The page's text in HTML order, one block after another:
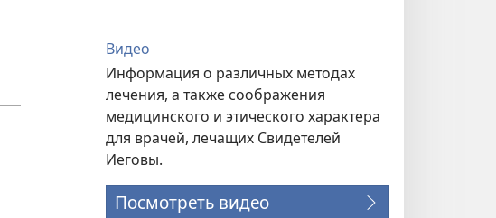
Видео
Информация о различных методах
лечения, а также соображения
медицинского и этического характера
для врачей, лечащих Свидетелей
Иеговы.
Посмотреть видео